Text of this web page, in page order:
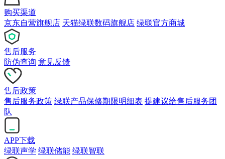
购买渠道
京东自营旗舰店 天猫绿联数码旗舰店 绿联官方商城
售后服务
防伪查询 意见反馈
售后政策
售后服务政策 绿联产品保修期限明细表 提建议给售后服务团
队
APP下载
绿联声学 绿联储能 绿联智联